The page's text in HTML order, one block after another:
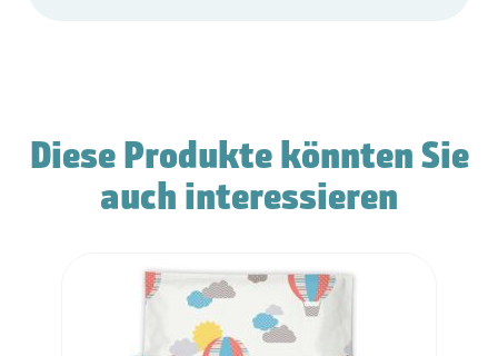
Diese Produkte könnten Sie
auch interessieren